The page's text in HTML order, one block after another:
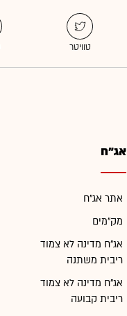
אג"ח
אתר אג"ח
מק"מים
אג"ח מדינה לא צמוד
ריבית משתנה
אג"ח מדינה לא צמוד
ריבית קבועה